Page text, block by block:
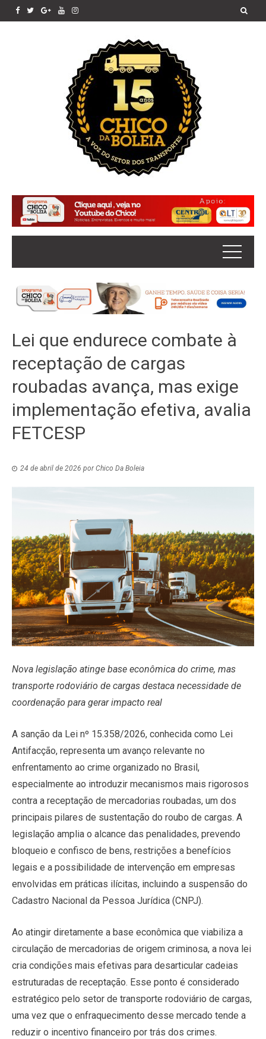
Lei que endurece combate à
receptação de cargas
roubadas avança, mas exige
implementação efetiva, avalia
FETCESP
24 de abril de 2026 porChico Da Boleia
Nova legislação atinge base econômica do crime, mas
transporte rodoviário de cargas destaca necessidade de
coordenação para gerar impacto real
A sanção da Lei nº 15.358/2026, conhecida como Lei
Antifacção, representa um avanço relevante no
enfrentamento ao crime organizado no Brasil,
especialmente ao introduzir mecanismos mais rigorosos
contra a receptação de mercadorias roubadas, um dos
principais pilares de sustentação do roubo de cargas. A
legislação amplia o alcance das penalidades, prevendo
bloqueio e confisco de bens, restrições a benefícios
legais e a possibilidade de intervenção em empresas
envolvidas em práticas ilícitas, incluindo a suspensão do
Cadastro Nacional da Pessoa Jurídica (CNPJ).
Ao atingir diretamente a base econômica que viabiliza a
circulação de mercadorias de origem criminosa, a nova lei
cria condições mais efetivas para desarticular cadeias
estruturadas de receptação. Esse ponto é considerado
estratégico pelo setor de transporte rodoviário de cargas,
uma vez que o enfraquecimento desse mercado tende a
reduzir o incentivo financeiro por trás dos crimes.